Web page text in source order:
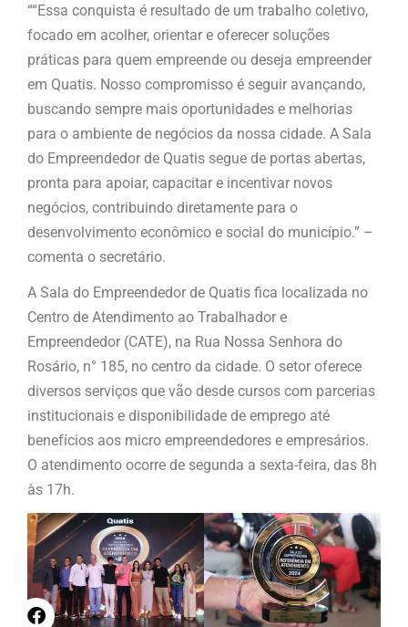
““Essa conquista é resultado de um trabalho coletivo,
focado em acolher, orientar e oferecer soluções
práticas para quem empreende ou deseja empreender
em Quatis. Nosso compromisso é seguir avançando,
buscando sempre mais oportunidades e melhorias
para o ambiente de negócios da nossa cidade. A Sala
do Empreendedor de Quatis segue de portas abertas,
pronta para apoiar, capacitar e incentivar novos
negócios, contribuindo diretamente para o
desenvolvimento econômico e social do município.” –
comenta o secretário.
A Sala do Empreendedor de Quatis fica localizada no
Centro de Atendimento ao Trabalhador e
Empreendedor (CATE), na Rua Nossa Senhora do
Rosário, n° 185, no centro da cidade. O setor oferece
diversos serviços que vão desde cursos com parcerias
institucionais e disponibilidade de emprego até
benefícios aos micro empreendedores e empresários.
O atendimento ocorre de segunda a sexta-feira, das 8h
às 17h.